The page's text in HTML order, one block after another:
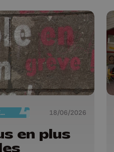
ENSEIGNEMENT 18/06/2026
en plus